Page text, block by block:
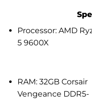
Processor: AMD
5 9600X
RAM: 32GB Corsair
Vengeance DDR5-